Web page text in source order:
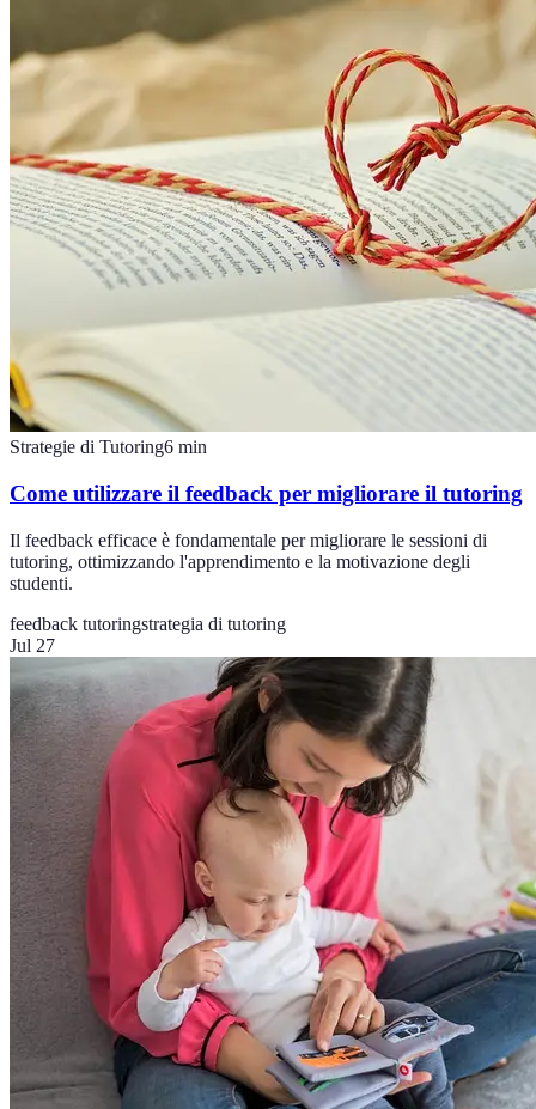
Strategie di Tutoring6 min
Come utilizzare il feedback per migliorare il tutoring
Il feedback efficace è fondamentale per migliorare le sessioni di
tutoring, ottimizzando l'apprendimento e la motivazione degli
studenti.
feedback tutoringstrategia di tutoring
Jul 27